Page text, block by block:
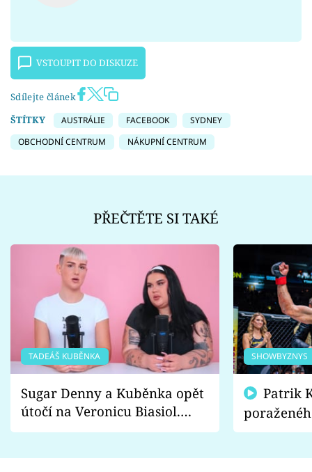
VSTOUPIT DO DISKUZE
Sdílejte článek
ŠTÍTKY
AUSTRÁLIE FACEBOOK
SYDNEY
OBCHODNÍ CENTRUM
NÁKUPNÍ CENTRUM
PŘEČTĚTE SI TAKÉ
TADEÁŠ KUBĚNKA
Sugar Denny a Kuběnka opět
útočí na Veronicu Biasiol.
Proč je podle nich falešná a
SHOWBYZNYS
fanoušci